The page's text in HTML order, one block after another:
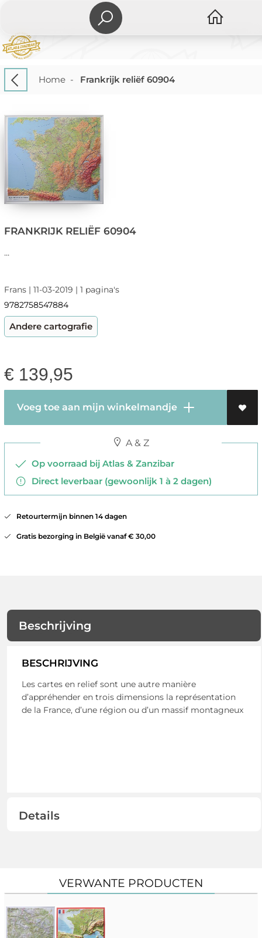
Home- Frankrijk reliëf 60904
FRANKRIJK RELIËF 60904
...
Frans | 11-03-2019 | 1 pagina's
9782758547884
Andere cartografie
€ 139,95
Voeg toe aan mijn winkelmandje
A & Z
Op voorraad bij Atlas & Zanzibar
Direct leverbaar (gewoonlijk 1 à 2 dagen)
Retourtermijn binnen 14 dagen
Gratis bezorging in België vanaf € 30,00
Beschrijving
BESCHRIJVING
Les cartes en relief sont une autre manière
d’appréhender en trois dimensions la représentation
de la France, d’une région ou d’un massif montagneux
Details
VERWANTE PRODUCTEN